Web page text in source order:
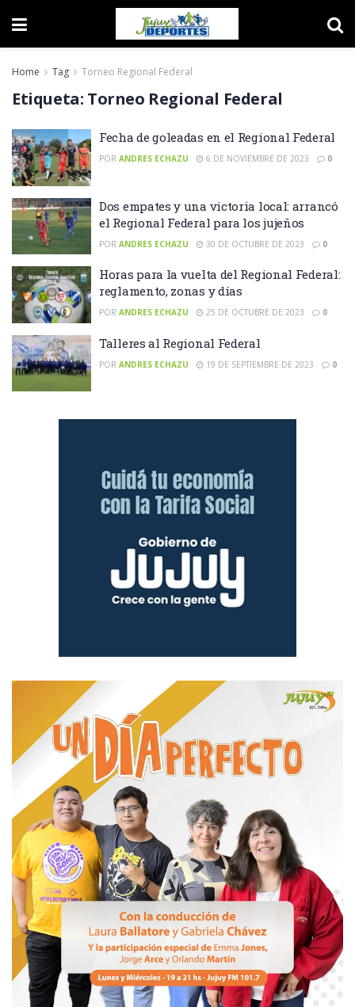
Home Tag Torneo Regional Federal
Etiqueta: Torneo Regional Federal
Fecha de goleadas en el Regional Federal
POR ANDRES ECHAZU 6 DE NOVIEMBRE DE 2023 0
Dos empates y una victoria local: arrancó
el Regional Federal para los jujeños
POR ANDRES ECHAZU 30 DE OCTUBRE DE 2023 0
Horas para la vuelta del Regional Federal:
reglamento, zonas y días
POR ANDRES ECHAZU 25 DE OCTUBRE DE 2023 0
Talleres al Regional Federal
POR ANDRES ECHAZU 19 DE SEPTIEMBRE DE 2023 0